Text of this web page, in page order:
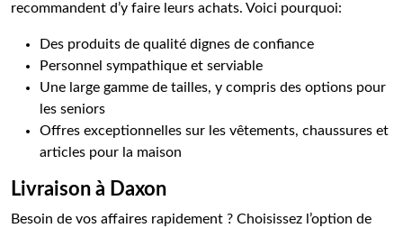
recommandent d’y faire leurs achats. Voici pourquoi:
Des produits de qualité dignes de confiance
Personnel sympathique et serviable
Une large gamme de tailles, y compris des options pour
les seniors
Offres exceptionnelles sur les vêtements, chaussures et
articles pour la maison
Livraison à Daxon
Besoin de vos affaires rapidement ? Choisissez l’option de